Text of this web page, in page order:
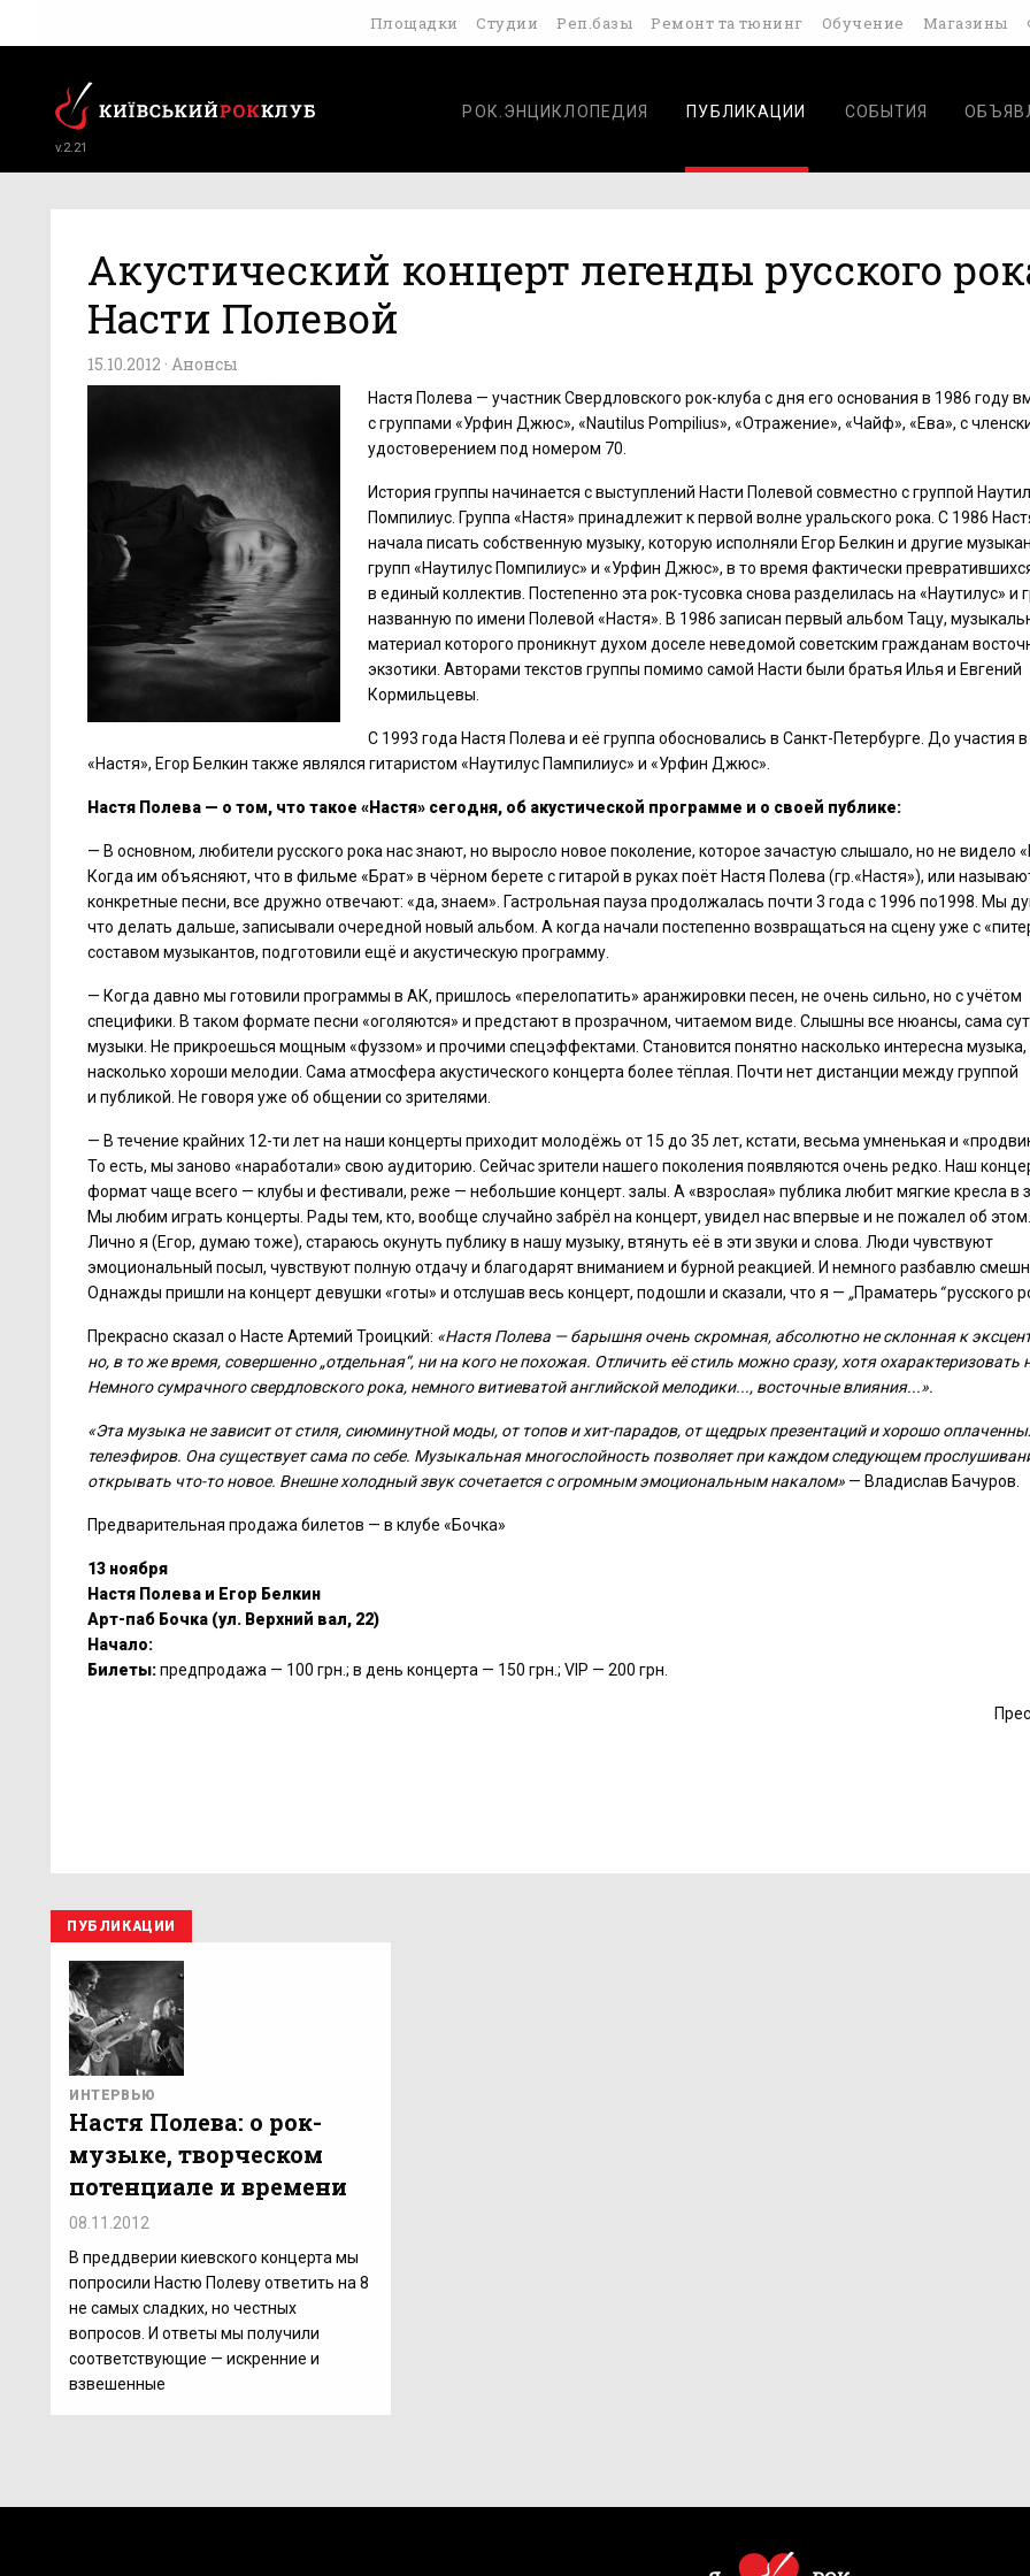
Площадки Студии Реп.базы Ремонт та тюнинг Обучение Магазины
v.2.21
РОК.ЭНЦИКЛОПЕДИЯ ПУБЛИКАЦИИ СОБЫТИЯ
Акустический концерт легенды русского
Насти Полевой
15.10.2012 · Анонсы
Настя Полева — участник Свердловского рок-клуба с дня его основания в 1986 году
с группами «Урфин Джюс», «Nautilus Pompilius», «Отражение», «Чайф», «Ева», с
удостоверением под номером 70.
История группы начинается с выступлений Насти Полевой совместно с группой
Помпилиус. Группа «Настя» принадлежит к первой волне уральского рока. C 1986
начала писать собственную музыку, которую исполняли Егор Белкин и другие
групп «Наутилус Помпилиус» и «Урфин Джюс», в то время фактически
в единый коллектив. Постепенно эта рок-тусовка снова разделилась на «Наутилус» и
названную по имени Полевой «Настя». В 1986 записан первый альбом Тацу,
материал которого проникнут духом доселе неведомой советским гражданам
экзотики. Авторами текстов группы помимо самой Насти были братья Илья и Евгений
Кормильцевы.
С 1993 года Настя Полева и её группа обосновались в Санкт-Петербурге. До участия в
«Настя», Егор Белкин также являлся гитаристом «Наутилус Пампилиус» и «Урфин Джюс».
Настя Полева — о том, что такое «Настя» сегодня, об акустической программе и о своей публике:
— В основном, любители русского рока нас знают, но выросло новое поколение, которое зачастую слышало, но не видело
Когда им объясняют, что в фильме «Брат» в чёрном берете с гитарой в руках поёт Настя Полева (гр.«Настя»), или
конкретные песни, все дружно отвечают: «да, знаем». Гастрольная пауза продолжалась почти 3 года с 1996 по1998. Мы
что делать дальше, записывали очередной новый альбом. А когда начали постепенно возвращаться на сцену уже с
составом музыкантов, подготовили ещё и акустическую программу.
— Когда давно мы готовили программы в АК, пришлось «перелопатить» аранжировки песен, не очень сильно, но с учётом
специфики. В таком формате песни «оголяются» и предстают в прозрачном, читаемом виде. Слышны все нюансы, сама
музыки. Не прикроешься мощным «фуззом» и прочими спецэффектами. Становится понятно насколько интересна музыка,
насколько хороши мелодии. Сама атмосфера акустического концерта более тёплая. Почти нет дистанции между группой
и публикой. Не говоря уже об общении со зрителями.
— В течение крайних 12-ти лет на наши концерты приходит молодёжь от 15 до 35 лет, кстати, весьма умненькая и
То есть, мы заново «наработали» свою аудиторию. Сейчас зрители нашего поколения появляются очень редко. Наш
формат чаще всего — клубы и фестивали, реже — небольшие концерт. залы. А «взрослая» публика любит мягкие кресла в
Мы любим играть концерты. Рады тем, кто, вообще случайно забрёл на концерт, увидел нас впервые и не пожалел об этом.
Лично я (Егор, думаю тоже), стараюсь окунуть публику в нашу музыку, втянуть её в эти звуки и слова. Люди чувствуют
эмоциональный посыл, чувствуют полную отдачу и благодарят вниманием и бурной реакцией. И немного разбавлю
Однажды пришли на концерт девушки «готы» и отслушав весь концерт, подошли и сказали, что я — „Праматерь“русского
Прекрасно сказал о Насте Артемий Троицкий: «Настя Полева — барышня очень скромная, абсолютно не склонная к
но, в то же время, совершенно „отдельная“, ни на кого не похожая. Отличить её стиль можно сразу, хотя охарактеризовать
Немного сумрачного свердловского рока, немного витиеватой английской мелодики..., восточные влияния...».
«Эта музыка не зависит от стиля, сиюминутной моды, от топов и хит-парадов, от щедрых презентаций и хорошо
телеэфиров. Она существует сама по себе. Музыкальная многослойность позволяет при каждом следующем
открывать что-то новое. Внешне холодный звук сочетается с огромным эмоциональным накалом» — Владислав Бачуров.
Предварительная продажа билетов — в клубе «Бочка»
13 ноября
Настя Полева и Егор Белкин
Арт-паб Бочка (ул. Верхний вал, 22)
Начало:
Билеты:предпродажа — 100 грн.; в день концерта — 150 грн.; VIP — 200 грн.
ПУБЛИКАЦИИ
ИНТЕРВЬЮ
Настя Полева: о рок-
музыке, творческом
потенциале и времени
08.11.2012
В преддверии киевского концерта мы
попросили Настю Полеву ответить на 8
не самых сладких, но честных
вопросов. И ответы мы получили
соответствующие — искренние и
взвешенные